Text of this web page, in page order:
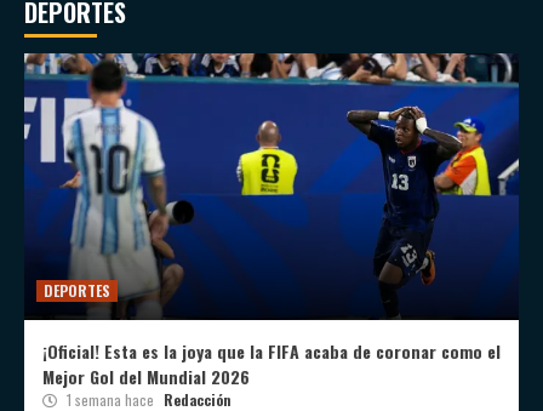
DEPORTES
DEPORTES
¡Oficial! Esta es la joya que la FIFA acaba de coronar como el
Mejor Gol del Mundial 2026
1 semana hace Redacción